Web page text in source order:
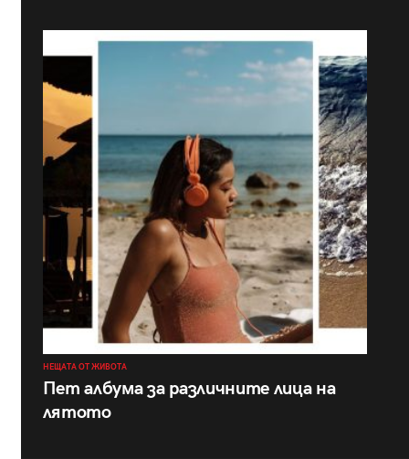
НЕЩАТА ОТ ЖИВОТА
Пет албума за различните лица на
лятото